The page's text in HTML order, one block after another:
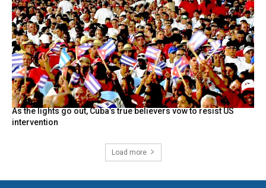
As the lights go out, Cuba’s true believers vow to resist US
intervention
Load more